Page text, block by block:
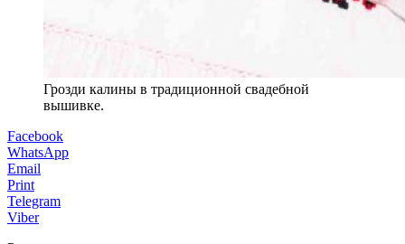
Грозди калины в традиционной свадебной
вышивке.
Facebook
WhatsApp
Email
Print
Telegram
Viber